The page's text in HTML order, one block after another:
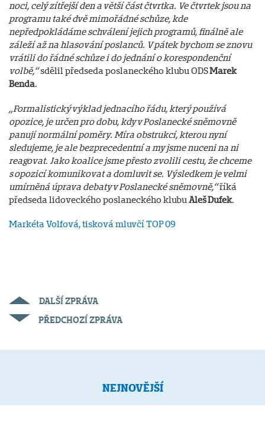
noci, celý zítřejší den a větší část čtvrtka. Ve čtvrtek jsou na
programu také dvě mimořádné schůze, kde
nepředpokládáme schválení jejich programů, finálně ale
záleží až na hlasování poslanců. V pátek bychom se znovu
vrátili do řádné schůze i do jednání o korespondenční
volbě,“sdělil předseda poslaneckého klubu ODSMarek
Benda.
„Formalistický výklad jednacího řádu, který používá
opozice, je určen pro dobu, kdy v Poslanecké sněmovně
panují normální poměry. Míra obstrukcí, kterou nyní
sledujeme, je ale bezprecedentní a my jsme nuceni na ni
reagovat. Jako koalice jsme přesto zvolili cestu, že chceme
s opozicí komunikovat a domluvit se. Výsledkem je velmi
umírněná úprava debaty v Poslanecké sněmovně,“říká
předseda lidoveckého poslaneckého klubu Aleš Dufek.
Markéta Volfová, tisková mluvčí TOP 09
DALŠÍ ZPRÁVA
PŘEDCHOZÍ ZPRÁVA
NEJNOVĚJŠÍ